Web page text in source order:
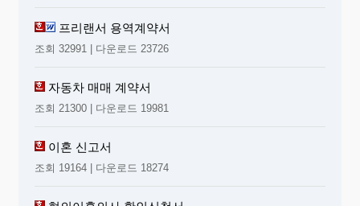
프리랜서 용역계약서
조회 32991 | 다운로드 23726
자동차 매매 계약서
조회 21300 | 다운로드 19981
이혼 신고서
조회 19164 | 다운로드 18274